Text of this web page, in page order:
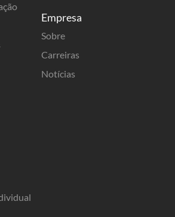
Empresa
Sobre
Carreiras
Notícias